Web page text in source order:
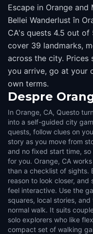
Escape in Orange
Bellei Wanderlust în
CA's quests 4.5 out
cover 39 landmarks,
across the city.
you arrive, go at your
own terms.
Despre
In Orange, CA, Questo
into a self-guided city
quests, follow clues on
story as you move from
and no fixed start time,
for you. Orange, CA
than a checklist of sights.
reason to look closer,
feel interactive. Use the
squares, local stories,
normal walk. It suits
solo explorers who like
compact set of walking